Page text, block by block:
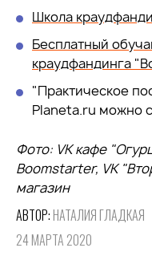
Школа
Бесплатный
краудфандинга
"Практическое
Planeta.ru можно
Фото: VKкафе "
Boomstarter, VK
магазин
АВТОР: НАТАЛИЯ ГЛАДКАЯ
24 МАРТА 2020